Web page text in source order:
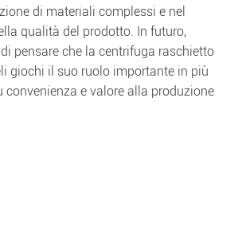
di materiali complessi e nel
qualità del prodotto. In futuro,
pensare che la centrifuga raschietto
giochi il suo ruolo importante in più
convenienza e valore alla produzione